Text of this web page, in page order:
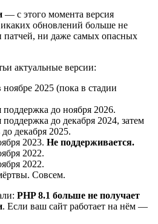
— с этого момента версия
обновлений больше не
патчей, ни даже самых опасных
актуальные версии:
2025 (пока в стадии
до ноября 2026.
до декабря 2024, затем
до декабря 2025.
2023. Не поддерживается.
2022.
2022.
Совсем.
PHP 8.1 больше не получает
. Если ваш сайт работает на нём —